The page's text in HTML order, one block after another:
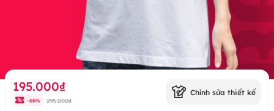
195.000₫
-66% 295.000₫
Chỉnh sửa thiết kế